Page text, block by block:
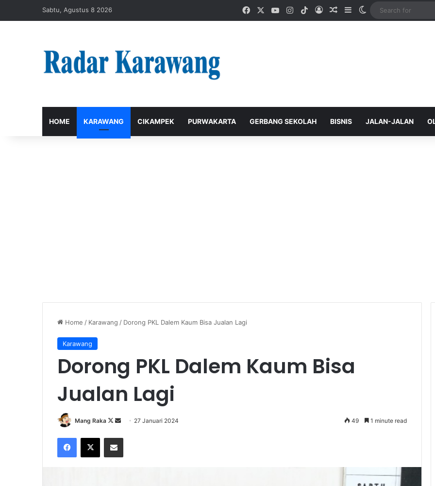
Sabtu, Agustus 8 2026 FacebookYouTubeInstagram
TikTokLog InRandom Article
SidebarSwitch skin
HOME KARAWANG CIKAMPEK PURWAKARTA GERBANG SEKOLAH BISNIS JALAN-JALAN
Home / Karawang / Dorong PKL Dalem Kaum Bisa Jualan Lagi
Karawang
Dorong PKL Dalem Kaum Bisa
Jualan Lagi
Mang Raka
Follow
X
Send 27 Januari 2024 49 1 minute read
Facebook
X Share via Email